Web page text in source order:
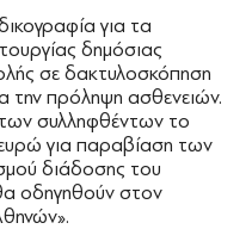
για τα
δημόσιας
σε δακτυλοσκόπηση
την πρόληψη ασθενειών.
των συλληφθέντων το
για παραβίαση των
διάδοσης του
οδηγηθούν στον